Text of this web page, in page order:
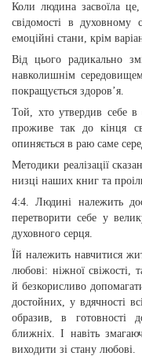
Коли людина засвоїла
свідомості в
емоційні стани, крім
Від цього радикально
навколишнім
покращується здоров’я.
Той, хто утвердив себе
проживе так до кінця
опиняється в раю саме
Методики реалізації
низці наших книг та
4:4. Людині належить
перетворити себе у
духовного серця.
Їй належить навчитися
любові: ніжної свіжості,
й безкорисливо
достойних, у вдячності
образив, в готовності
ближніх. І навіть
виходити зі стану любові.